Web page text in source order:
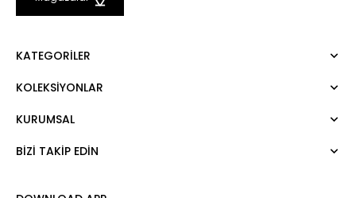
KATEGORILER
Elbise
Pantolon
KOLEKSIYONLAR
Mert Aslan
Night Zoom
KURUMSAL
Hakkımızda
Kariyer
BIZI TAKIP EDIN